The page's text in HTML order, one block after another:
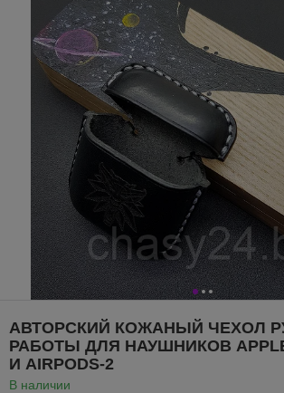
АВТОРСКИЙ КОЖАНЫЙ ЧЕХОЛ
РАБОТЫ ДЛЯ НАУШНИКОВ APPLE
И AIRPODS-2
В наличии